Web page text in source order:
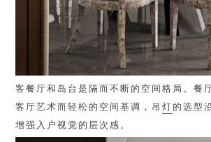
客餐厅和岛台是隔而不断的空间格局。餐
客厅艺术而轻松的空间基调，吊 灯的选型
增强入户视觉的层次感。